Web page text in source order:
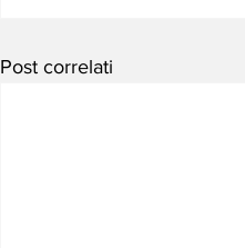
Post correlati